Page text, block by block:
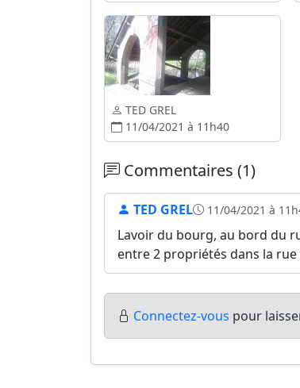
TED GREL
11/04/2021 à 11h40
Commentaires (1)
TED GREL 11/04/2021 à
Lavoir du bourg, au bord du
entre 2 propriétés dans la rue
Connectez-vous pour